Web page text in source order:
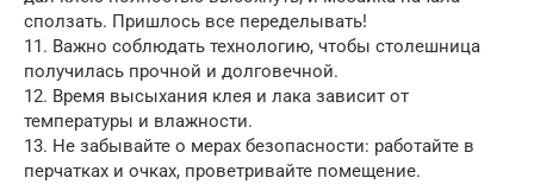
сползать. Пришлось все переделывать!
11. Важно соблюдать технологию, чтобы столешница
получилась прочной и долговечной.
12. Время высыхания клея и лака зависит от
температуры и влажности.
13. Не забывайте о мерах безопасности: работайте в
перчатках и очках, проветривайте помещение.